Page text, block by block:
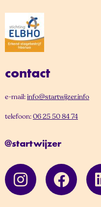
contact
e-mail:info@startwijzer.info
telefoon:06 25 50 84 74
@startwijzer